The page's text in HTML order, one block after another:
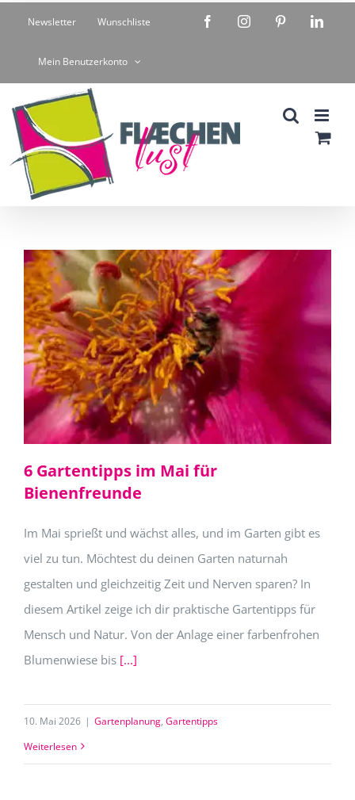
springen
Newsletter Wunschliste
Mein Benutzerkonto
FacebookInstagramPinterest
6 Gartentipps im Mai für
Bienenfreunde
Im Mai sprießt und wächst alles, und im Garten gibt es
viel zu tun. Möchtest du deinen Garten naturnah
gestalten und gleichzeitig Zeit und Nerven sparen? In
diesem Artikel zeige ich dir praktische Gartentipps für
Mensch und Natur. Von der Anlage einer farbenfrohen
Blumenwiese bis [...]
10. Mai 2026 | Gartenplanung, Gartentipps
Weiterlesen